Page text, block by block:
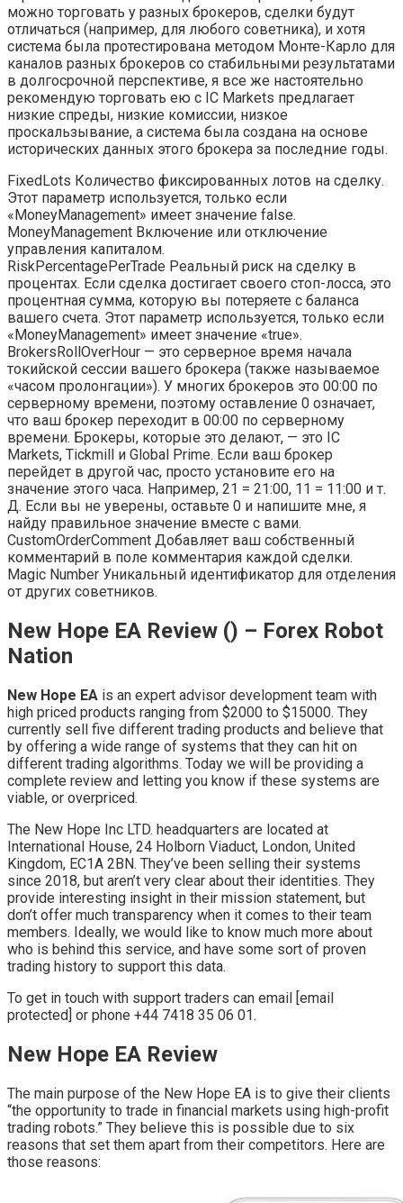
можно торговать у разных брокеров, сделки будут
отличаться (например, для любого советника), и хотя
система была протестирована методом Монте-Карло для
каналов разных брокеров со стабильными результатами
в долгосрочной перспективе, я все же настоятельно
рекомендую торговать ею с IC Markets предлагает
низкие спреды, низкие комиссии, низкое
проскальзывание, а система была создана на основе
исторических данных этого брокера за последние годы.
FixedLots Количество фиксированных лотов на сделку.
Этот параметр используется, только если
«MoneyManagement» имеет значение false.
MoneyManagement Включение или отключение
управления капиталом.
RiskPercentagePerTrade Реальный риск на сделку в
процентах. Если сделка достигает своего стоп-лосса, это
процентная сумма, которую вы потеряете с баланса
вашего счета. Этот параметр используется, только если
«MoneyManagement» имеет значение «true».
BrokersRollOverHour — это серверное время начала
токийской сессии вашего брокера (также называемое
«часом пролонгации»). У многих брокеров это 00:00 по
серверному времени, поэтому оставление 0 означает,
что ваш брокер переходит в 00:00 по серверному
времени. Брокеры, которые это делают, — это IC
Markets, Tickmill и Global Prime. Если ваш брокер
перейдет в другой час, просто установите его на
значение этого часа. Например, 21 = 21:00, 11 = 11:00 и т.
Д. Если вы не уверены, оставьте 0 и напишите мне, я
найду правильное значение вместе с вами.
CustomOrderComment Добавляет ваш собственный
комментарий в поле комментария каждой сделки.
Magic Number Уникальный идентификатор для отделения
от других советников.
New Hope EA Review () – Forex Robot
Nation
New Hope EA is an expert advisor development team with
high priced products ranging from $2000 to $15000. They
currently sell five different trading products and believe that
by offering a wide range of systems that they can hit on
different trading algorithms. Today we will be providing a
complete review and letting you know if these systems are
viable, or overpriced.
The New Hope Inc LTD. headquarters are located at
International House, 24 Holborn Viaduct, London, United
Kingdom, EC1A 2BN. They’ve been selling their systems
since 2018, but aren’t very clear about their identities. They
provide interesting insight in their mission statement, but
don’t offer much transparency when it comes to their team
members. Ideally, we would like to know much more about
who is behind this service, and have some sort of proven
trading history to support this data.
To get in touch with support traders can email [email
protected] or phone +44 7418 35 06 01.
New Hope EA Review
The main purpose of the New Hope EA is to give their clients
“the opportunity to trade in financial markets using high-profit
trading robots.” They believe this is possible due to six
reasons that set them apart from their competitors. Here are
those reasons: